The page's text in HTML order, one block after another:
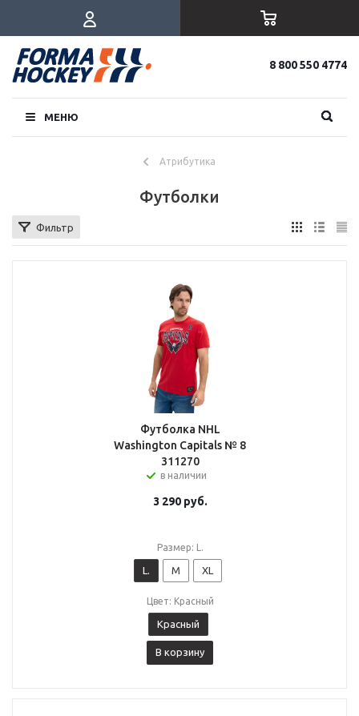
8 800 550 4774
МЕНЮ
Атрибутика
Футболки
Фильтр
Футболка NHL
Washington Capitals № 8
311270
в наличии
3 290руб.
Размер: L.
L. M XL
Цвет: Красный
Красный
В корзину